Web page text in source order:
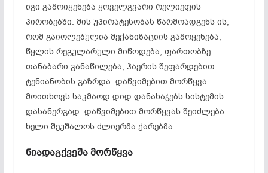
იგი გამოიყენება ყოველგვარი რელიეფის
პირობებში. მის უპირატესობას წარმოადგენს ის,
რომ გაიოლებულია მექანიზაციის გამოყენება,
წყლის რეგულარული მიწოდება, ფართობზე
თანაბარი განაწილება, ჰაერის შეფარდებით
ტენიანობის გაზრდა. დაწვიმებით მორწყვა
მოითხოვს საკმაოდ დიდ დანახაჯებს სისტემის
დასანერგად. დაწვიმებით მორწყვას შეიძლება
ხელი შეუშალოს ძლიერმა ქარებმა.
ნიადაგქვეშამორწყვა